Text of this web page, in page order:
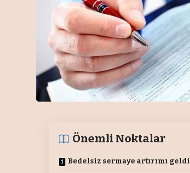
Önemli Noktalar
Bedelsiz sermaye artırımı geldi